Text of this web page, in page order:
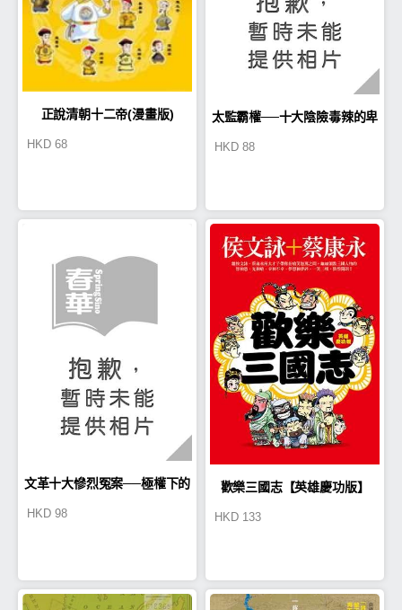
正說清朝十二帝(漫畫版)
HKD 68
太監霸權──十大陰險毒辣的卑
HKD 88
文革十大慘烈冤案──極權下的
HKD 98
歡樂三國志【英雄慶功版】
HKD 133